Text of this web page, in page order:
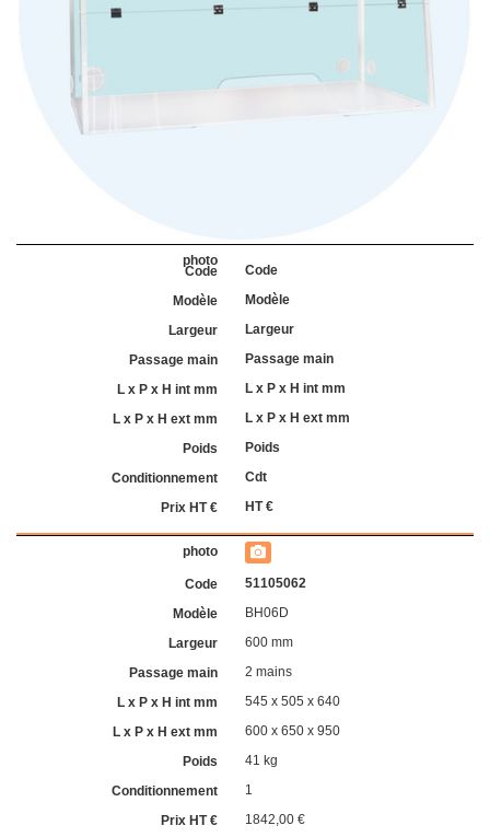
Code
Modèle
Largeur
Passage main
L x P x H int mm
L x P x H ext mm
Poids
Cdt
HT €
51105062
BH06D
600 mm
2 mains
545 x 505 x 640
600 x 650 x 950
41 kg
1
1842,00 €